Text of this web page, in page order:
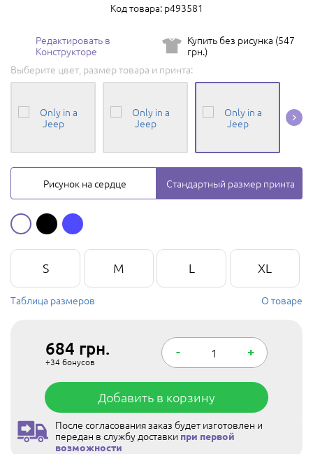
Код товара: p493581
Редактировать в
Конструкторе
Купить без рисунка (547
грн.)
Выберите цвет, размер товара и принта:
Рисунок на сердце Стандартный размер принта
S M L XL
Таблица размеров О товаре
684 грн.
+34бонусов
- +
Добавить в корзину
После согласования заказ будет изготовлен и
передан в службу доставки при первой
возможности